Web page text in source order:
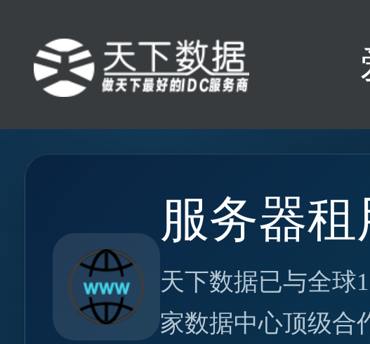
服务器租
天下数据已与全球
家数据中心顶级合